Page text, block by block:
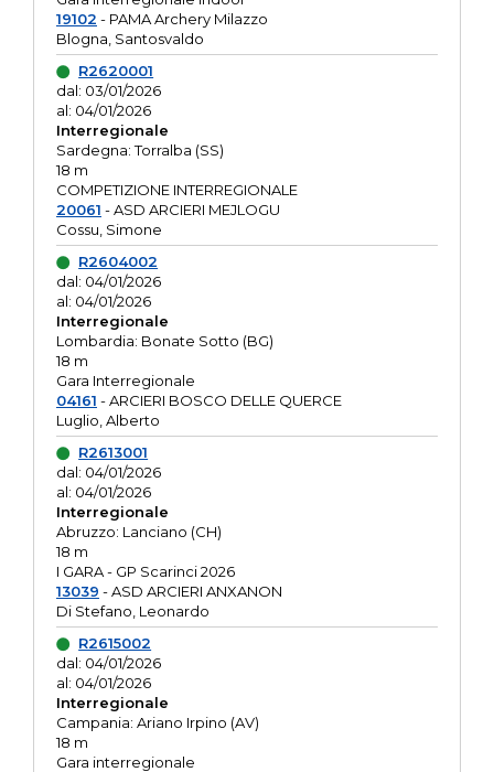
19102 - PAMA Archery Milazzo
Blogna, Santosvaldo
R2620001
dal: 03/01/2026
al: 04/01/2026
Interregionale
Sardegna: Torralba (SS)
18 m
COMPETIZIONE INTERREGIONALE
20061 - ASD ARCIERI MEJLOGU
Cossu, Simone
R2604002
dal: 04/01/2026
al: 04/01/2026
Interregionale
Lombardia: Bonate Sotto (BG)
18 m
Gara Interregionale
04161 - ARCIERI BOSCO DELLE QUERCE
Luglio, Alberto
R2613001
dal: 04/01/2026
al: 04/01/2026
Interregionale
Abruzzo: Lanciano (CH)
18 m
I GARA - GP Scarinci 2026
13039 - ASD ARCIERI ANXANON
Di Stefano, Leonardo
R2615002
dal: 04/01/2026
al: 04/01/2026
Interregionale
Campania: Ariano Irpino (AV)
18 m
Gara interregionale